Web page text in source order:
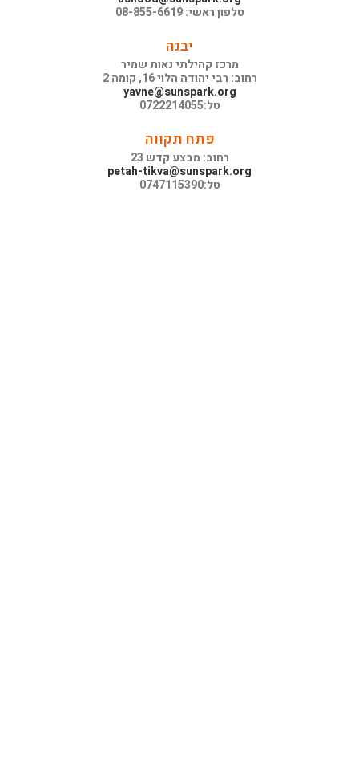
טלפון ראשי: 08-855-6619
יבנה
מרכז קהילתי נאות שמיר
רחוב: רבי יהודה הלוי 16, קומה 2
yavne@sunspark.org
טל:0722214055
פתח תקווה
רחוב: מבצע קדש 23
petah-tikva@sunspark.org
טל:0747115390